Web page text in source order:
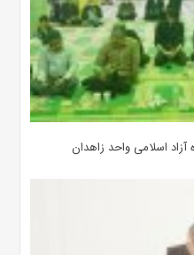
اسلامی واحد زاهدان